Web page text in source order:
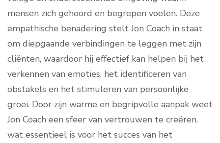
mensen zich gehoord en begrepen voelen. Deze
empathische benadering stelt Jon Coach in staat
om diepgaande verbindingen te leggen met zijn
cliënten, waardoor hij effectief kan helpen bij het
verkennen van emoties, het identificeren van
obstakels en het stimuleren van persoonlijke
groei. Door zijn warme en begripvolle aanpak weet
Jon Coach een sfeer van vertrouwen te creëren,
wat essentieel is voor het succes van het